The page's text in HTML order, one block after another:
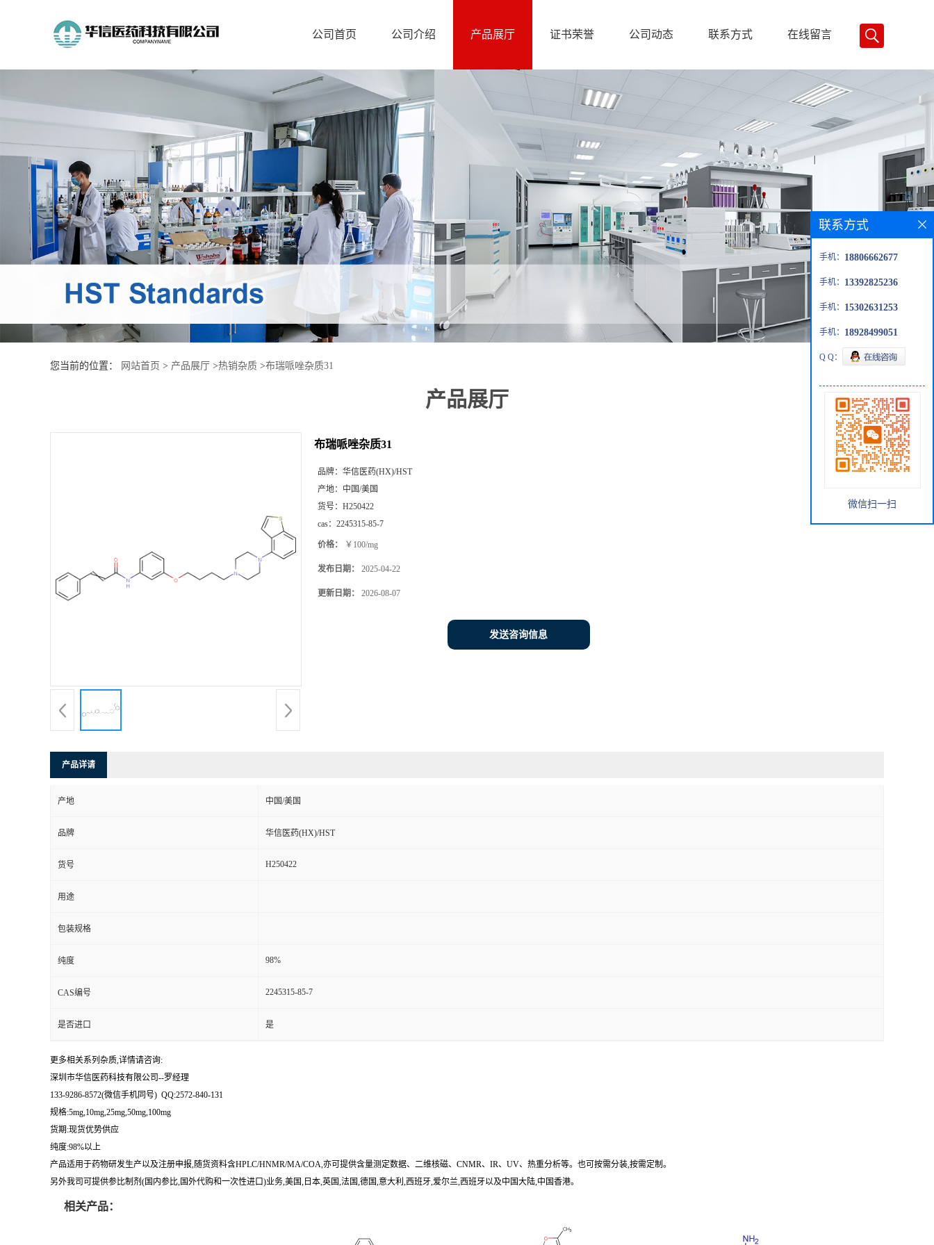
页
司
介
公司首页 公司介绍 产品展厅 证书荣誉 公司动态 联系方式 在线留言
您当前的位置： 网站首页 > 产品展厅 >热销杂质 >布瑞哌唑杂质31
产品展厅
布瑞哌唑杂质31
品牌： 华信医药(HX)/HST
产地： 中国/美国
货号： H250422
cas： 2245315-85-7
价格： ￥100/mg
发布日期： 2025-04-22
更新日期： 2026-08-07
发送咨询信息
产品详请
产地 中国/美国
品牌 华信医药(HX)/HST
货号 H250422
用途
包装规格
纯度 98%
CAS编号 2245315-85-7
是否进口 是
更多相关系列杂质,详情请咨询:
深圳市华信医药科技有限公司--罗经理
133-9286-8572(微信手机同号) QQ:2572-840-131
规格:5mg,10mg,25mg,50mg,100mg
货期:现货优势供应
纯度:98%以上
产品适用于药物研发生产以及注册申报,随货资料含HPLC/HNMR/MA/COA,亦可提供含量测定数据、二维核磁、CNMR、IR、UV、热重分析等。也可按需分装,按需定制。
另外我司可提供参比制剂(国内参比,国外代购和一次性进口)业务,美国,日本,英国,法国,德国,意大利,西班牙,爱尔兰,西班牙以及中国大陆,中国香港。
相关产品：
联系方式
手机： 18806662677
手机： 13392825236
手机： 15302631253
手机： 18928499051
Q Q：
微信扫一扫